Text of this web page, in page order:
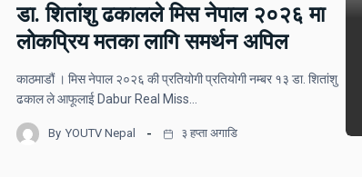
डा. शितांशु ढकालले मिस नेपाल २०२६ मा
लोकप्रिय मतका लागि समर्थन अपिल
काठमाडौं । मिस नेपाल २०२६ की प्रतियोगी प्रतियोगी नम्बर १३ डा. शितांशु
ढकाल ले आफूलाई Dabur Real Miss…
By YOUTV Nepal ३ हप्ता अगाडि